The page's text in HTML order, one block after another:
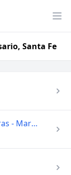
Santa Fe
A Andpel Revestimientos - Lajas - Piedras - Marmoles